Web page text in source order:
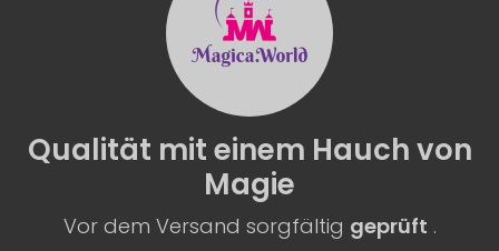
Qualität mit einem Hauch von
Magie
Vor dem Versand sorgfältig geprüft .